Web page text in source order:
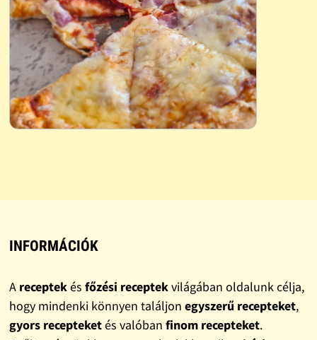
INFORMÁCIÓK
A receptekés főzési receptekvilágában oldalunk célja,
hogy mindenki könnyen találjon egyszerű recepteket,
gyors recepteketés valóban finom recepteket.